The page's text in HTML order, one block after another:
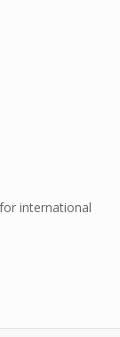
international